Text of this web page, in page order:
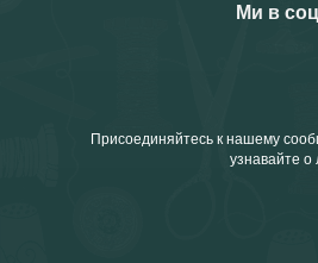
Ми в
Присоединяйтесь к нашему
узнавайте о